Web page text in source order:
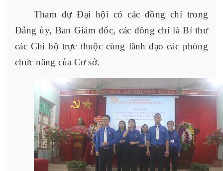
Tham dự Đại hội có các đồng chí trong
Đảng ủy, Ban Giám đốc, các đồng chí là Bí thư
các Chi bộ trực thuộc cùng lãnh đạo các phòng
chức năng của Cơ sở.